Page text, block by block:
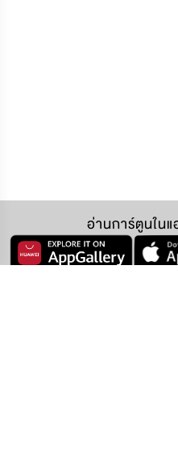
อ่านการ์ตูนใน